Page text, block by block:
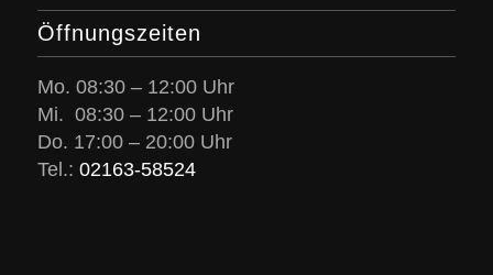
Öffnungszeiten
Mo. 08:30 – 12:00 Uhr
Mi. 08:30 – 12:00 Uhr
Do. 17:00 – 20:00 Uhr
Tel.: 02163-58524